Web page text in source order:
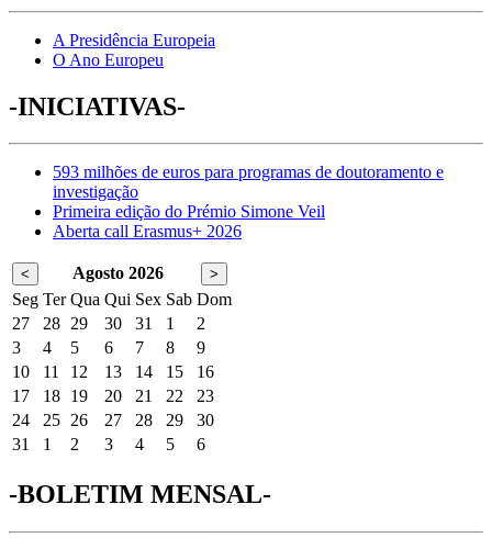
A Presidência Europeia
O Ano Europeu
-INICIATIVAS-
593 milhões de euros para programas de doutoramento e
investigação
Primeira edição do Prémio Simone Veil
Aberta call Erasmus+ 2026
< Agosto 2026 >
Seg Ter Qua Qui Sex Sab Dom
27
28 29 30 31 1
2
3
4 5 6 7 8
9
10
11 12 13 14 15
16
17
18 19 20 21 22
23
24
25 26 27 28 29
30
31
1 2 3 4 5 6
-BOLETIM MENSAL-